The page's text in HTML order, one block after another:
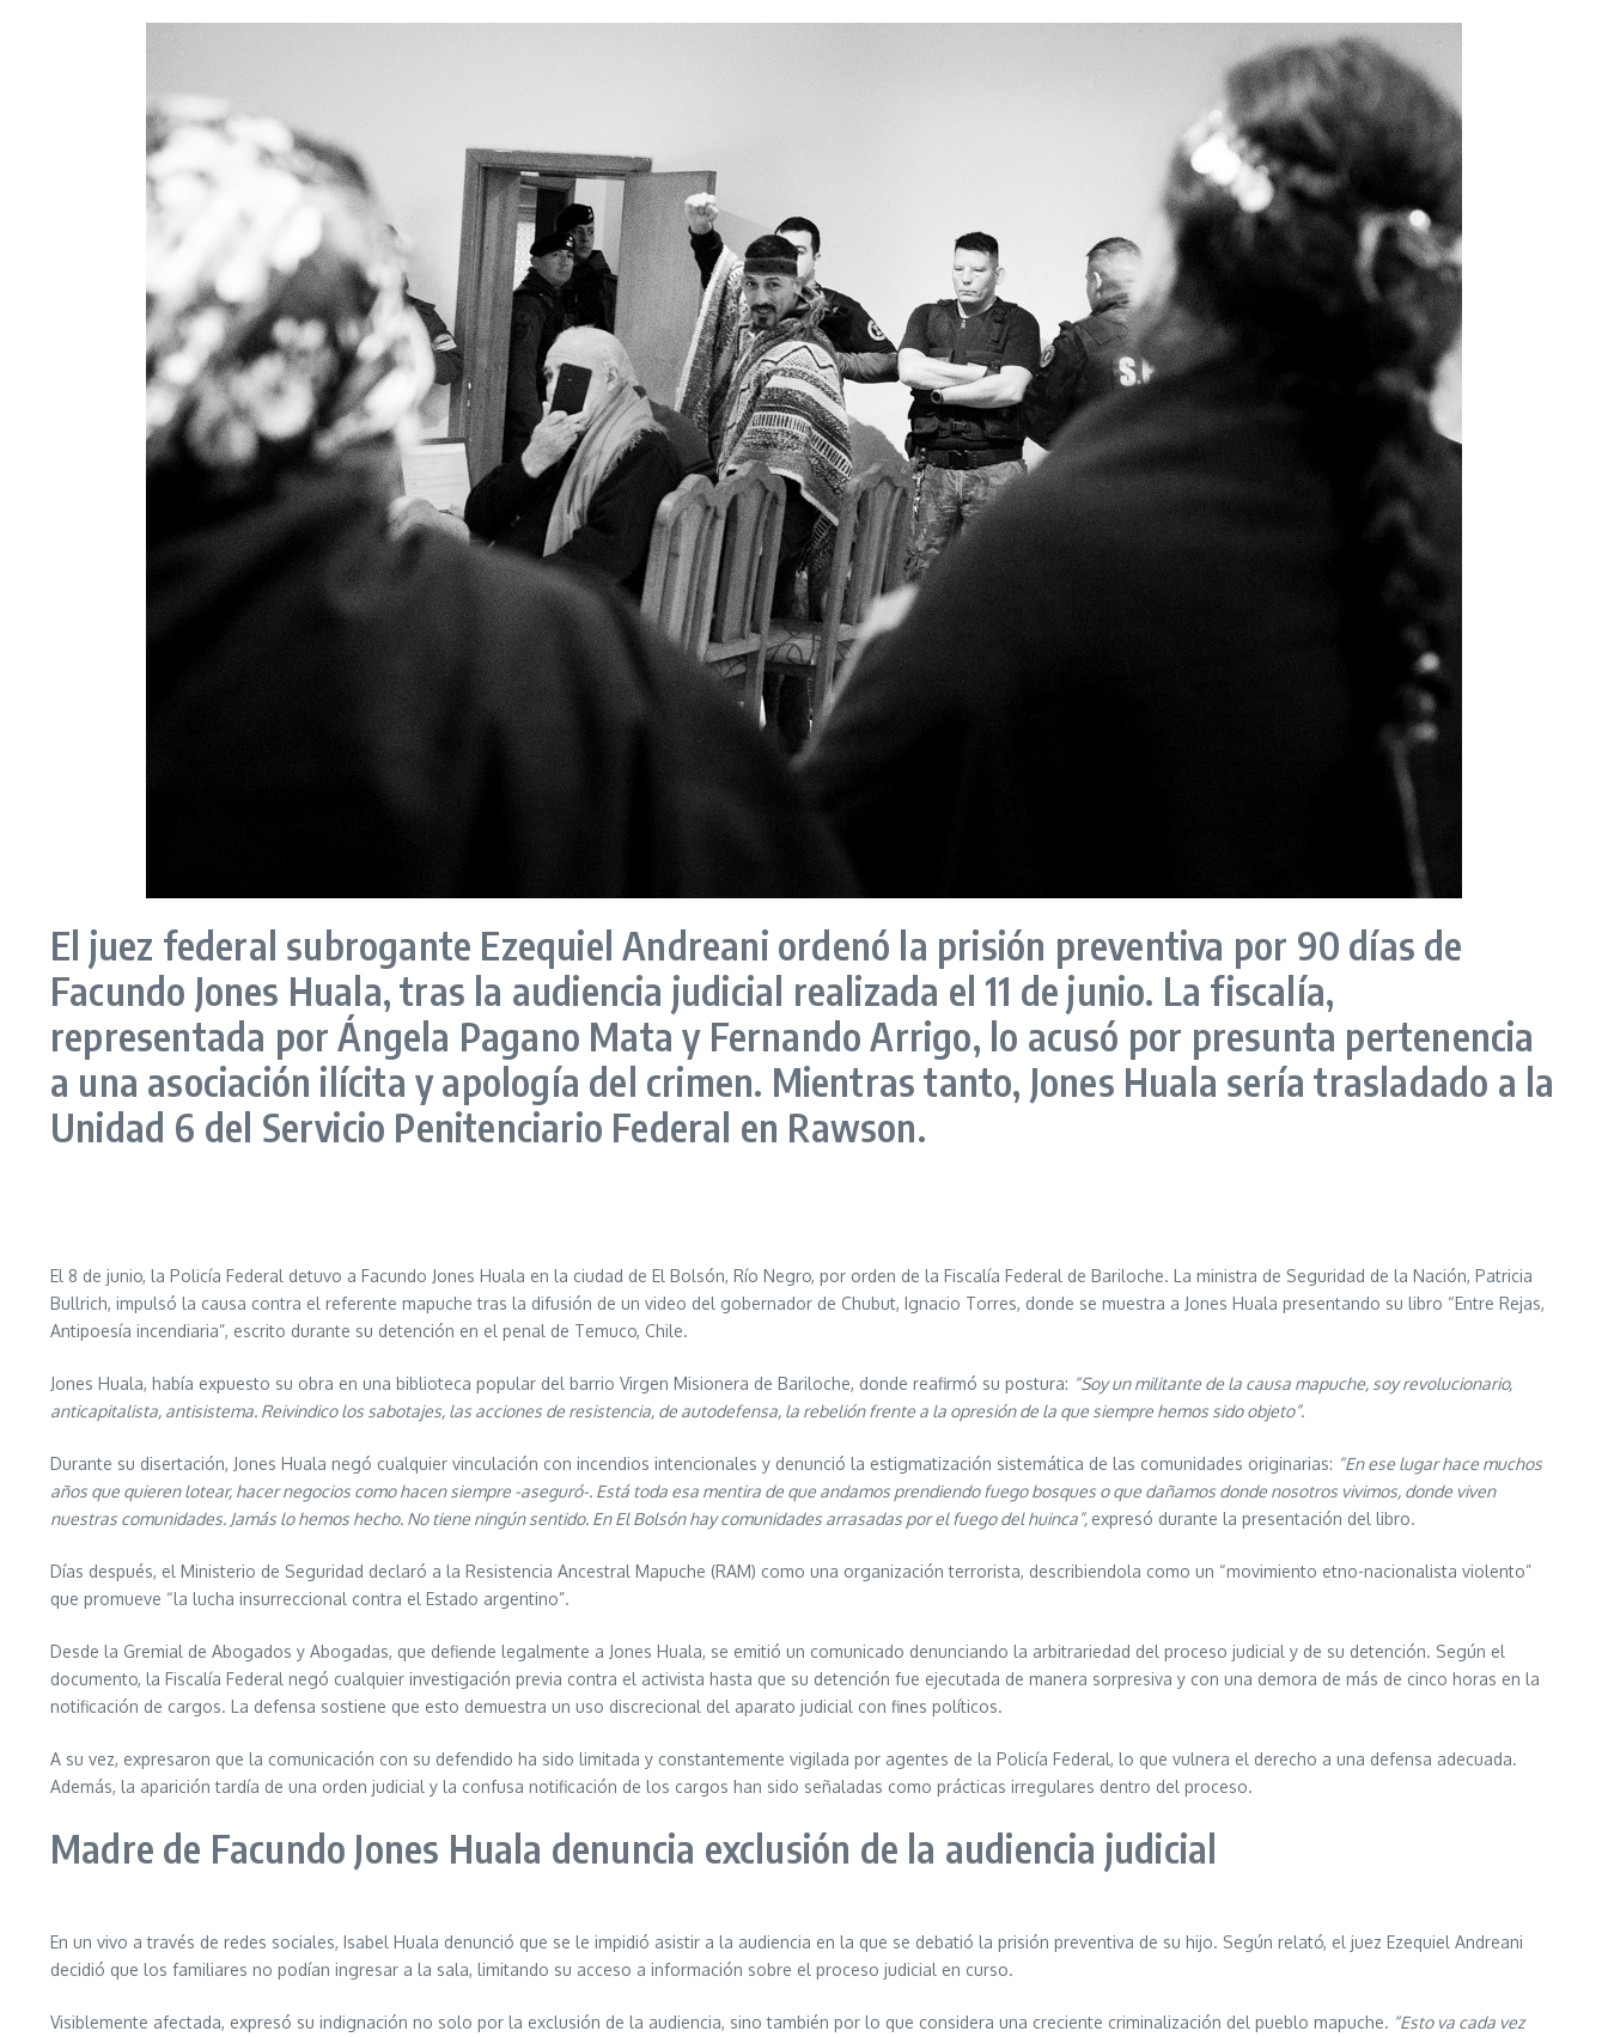
El juez federal subrogante Ezequiel Andreani ordenó la prisión preventiva por 90 días de
Facundo Jones Huala, tras la audiencia judicial realizada el 11 de junio. La fiscalía,
representada por Ángela Pagano Mata y Fernando Arrigo, lo acusó por presunta pertenencia
a una asociación ilícita y apología del crimen. Mientras tanto, Jones Huala sería trasladado a la
Unidad 6 del Servicio Penitenciario Federal en Rawson.
El 8 de junio, la Policía Federal detuvo a Facundo Jones Huala en la ciudad de El Bolsón, Río Negro, por orden de la Fiscalía Federal de Bariloche. La ministra de Seguridad de la Nación, Patricia
Bullrich, impulsó la causa contra el referente mapuche tras la difusión de un video del gobernador de Chubut, Ignacio Torres, donde se muestra a Jones Huala presentando su libro “Entre Rejas,
Antipoesía incendiaria”, escrito durante su detención en el penal de Temuco, Chile.
Jones Huala, había expuesto su obra en una biblioteca popular del barrio Virgen Misionera de Bariloche, donde reafirmó su postura: “Soy un militante de la causa mapuche, soy revolucionario,
anticapitalista, antisistema. Reivindico los sabotajes, las acciones de resistencia, de autodefensa, la rebelión frente a la opresión de la que siempre hemos sido objeto”.
Durante su disertación, Jones Huala negó cualquier vinculación con incendios intencionales y denunció la estigmatización sistemática de las comunidades originarias: “En ese lugar hace muchos
años que quieren lotear, hacer negocios como hacen siempre -aseguró-. Está toda esa mentira de que andamos prendiendo fuego bosques o que dañamos donde nosotros vivimos, donde viven
nuestras comunidades. Jamás lo hemos hecho. No tiene ningún sentido. En El Bolsón hay comunidades arrasadas por el fuego del huinca”, expresó durante la presentación del libro.
Días después, el Ministerio de Seguridad declaró a la Resistencia Ancestral Mapuche (RAM) como una organización terrorista, describiendola como un “movimiento etno-nacionalista violento”
que promueve “la lucha insurreccional contra el Estado argentino”.
Desde la Gremial de Abogados y Abogadas, que defiende legalmente a Jones Huala, se emitió un comunicado denunciando la arbitrariedad del proceso judicial y de su detención. Según el
documento, la Fiscalía Federal negó cualquier investigación previa contra el activista hasta que su detención fue ejecutada de manera sorpresiva y con una demora de más de cinco horas en la
notificación de cargos. La defensa sostiene que esto demuestra un uso discrecional del aparato judicial con fines políticos.
A su vez, expresaron que la comunicación con su defendido ha sido limitada y constantemente vigilada por agentes de la Policía Federal, lo que vulnera el derecho a una defensa adecuada.
Además, la aparición tardía de una orden judicial y la confusa notificación de los cargos han sido señaladas como prácticas irregulares dentro del proceso.
Madre de Facundo Jones Huala denuncia exclusión de la audiencia judicial
En un vivo a través de redes sociales, Isabel Huala denunció que se le impidió asistir a la audiencia en la que se debatió la prisión preventiva de su hijo. Según relató, el juez Ezequiel Andreani
decidió que los familiares no podían ingresar a la sala, limitando su acceso a información sobre el proceso judicial en curso.
Visiblemente afectada, expresó su indignación no solo por la exclusión de la audiencia, sino también por lo que considera una creciente criminalización del pueblo mapuche. “Esto va cada vez